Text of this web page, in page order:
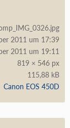
2011 um 17:39
2011 um 19:11
819 × 546 px
115,88 kB
Canon EOS 450D